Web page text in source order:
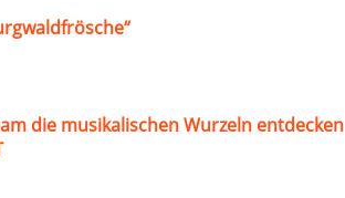
die musikalischen Wurzeln entdecken